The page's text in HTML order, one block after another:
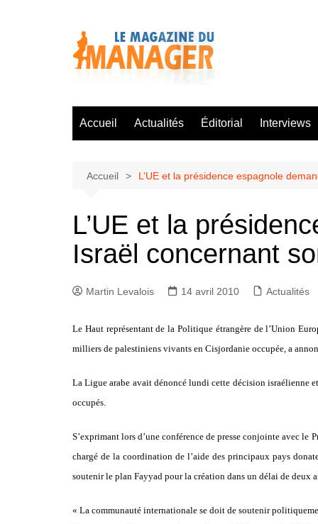
Accueil Actualités Éditorial Interviews
Accueil L’UE et la présidence espagnole
L’UE et la
Israël concernant
Martin Levalois 14 avril 2010 Actualités
Le Haut représentant de la Politique étrangère de l’Union
milliers de palestiniens vivants en Cisjordanie occupée, a
La Ligue arabe avait dénoncé lundi cette décision israélienne
occupés.
S’exprimant lors d’une conférence de presse conjointe avec
chargé de la coordination de l’aide des principaux pays
soutenir le plan Fayyad pour la création dans un délai de deux
« La communauté internationale se doit de soutenir